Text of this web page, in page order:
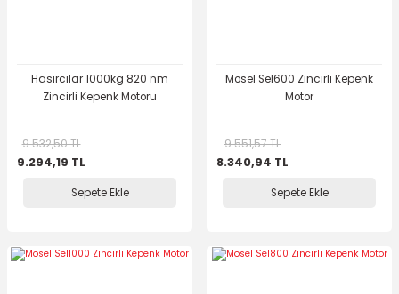
Hasırcılar 1000kg 820 nm
Zincirli Kepenk Motoru
9.532,50 TL
9.294,19 TL
Sepete Ekle
Mosel Sel600 Zincirli Kepenk
Motor
9.551,57 TL
8.340,94 TL
Sepete Ekle